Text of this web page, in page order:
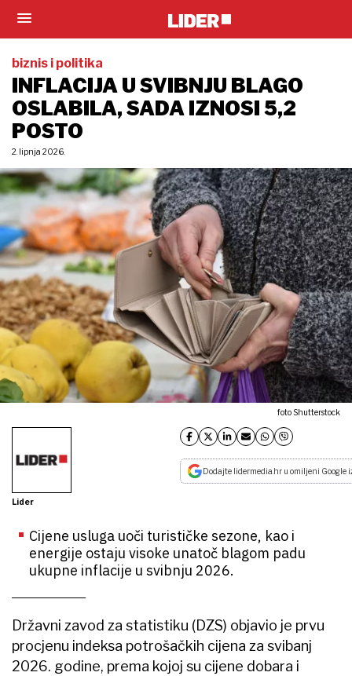
biznis i politika
INFLACIJA U SVIBNJU BLAGO
OSLABILA, SADA IZNOSI 5,2
POSTO
2. lipnja 2026.
foto Shutterstock
Lider
Dodajte lidermedia.hr u omiljeni Google
Cijene usluga uoči turističke sezone, kao i
energije ostaju visoke unatoč blagom padu
ukupne inflacije u svibnju 2026.
Državni zavod za statistiku (DZS) objavio je prvu
procjenu indeksa potrošačkih cijena za svibanj
2026. godine, prema kojoj su cijene dobara i